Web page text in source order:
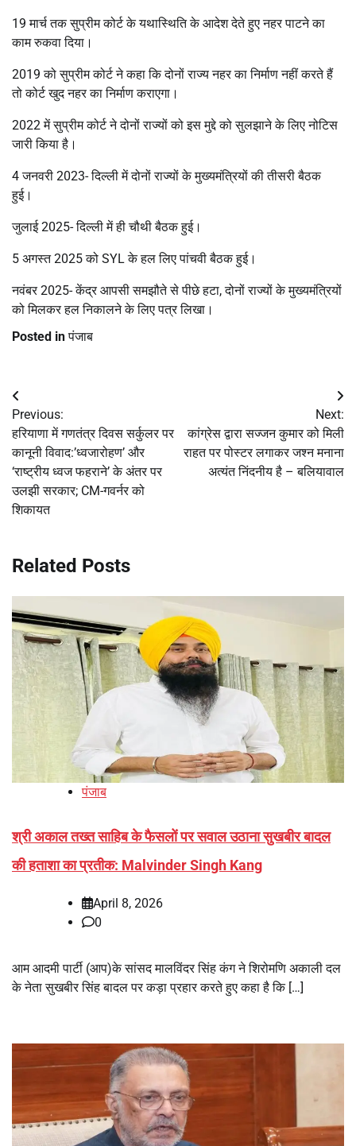
19 मार्च तक सुप्रीम कोर्ट के यथास्थिति के आदेश देते हुए नहर पाटने का
काम रुकवा दिया।
2019 को सुप्रीम कोर्ट ने कहा कि दोनों राज्य नहर का निर्माण नहीं करते हैं
तो कोर्ट खुद नहर का निर्माण कराएगा।
2022 में सुप्रीम कोर्ट ने दोनों राज्यों को इस मुद्दे को सुलझाने के लिए नोटिस
जारी किया है।
4 जनवरी 2023- दिल्ली में दोनों राज्यों के मुख्यमंत्रियों की तीसरी बैठक
हुई।
जुलाई 2025- दिल्ली में ही चौथी बैठक हुई।
5 अगस्त 2025 को SYL के हल लिए पांचवी बैठक हुई।
नवंबर 2025- केंद्र आपसी समझौते से पीछे हटा, दोनों राज्यों के मुख्यमंत्रियों
को मिलकर हल निकालने के लिए पत्र लिखा।
Posted inपंजाब
Post
navigation
Previous:
हरियाणा में गणतंत्र दिवस सर्कुलर पर
कानूनी विवाद:’ध्वजारोहण’ और
‘राष्ट्रीय ध्वज फहराने’ के अंतर पर
उलझी सरकार; CM-गवर्नर को
शिकायत
Next:
कांग्रेस द्वारा सज्जन कुमार को मिली
राहत पर पोस्टर लगाकर जश्न मनाना
अत्यंत निंदनीय है – बलियावाल
Related Posts
पंजाब
श्री अकाल तख्त साहिब के फैसलों पर सवाल उठाना सुखबीर बादल
की हताशा का प्रतीक: Malvinder Singh Kang
April 8, 2026
0
आम आदमी पार्टी (आप)के सांसद मालविंदर सिंह कंग ने शिरोमणि अकाली दल
के नेता सुखबीर सिंह बादल पर कड़ा प्रहार करते हुए कहा है कि […]